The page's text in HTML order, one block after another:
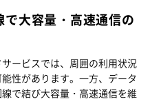
大容量・高速通信の
ービスでは、周囲の利用状況
性があります。一方、データ
で結び大容量・高速通信を維